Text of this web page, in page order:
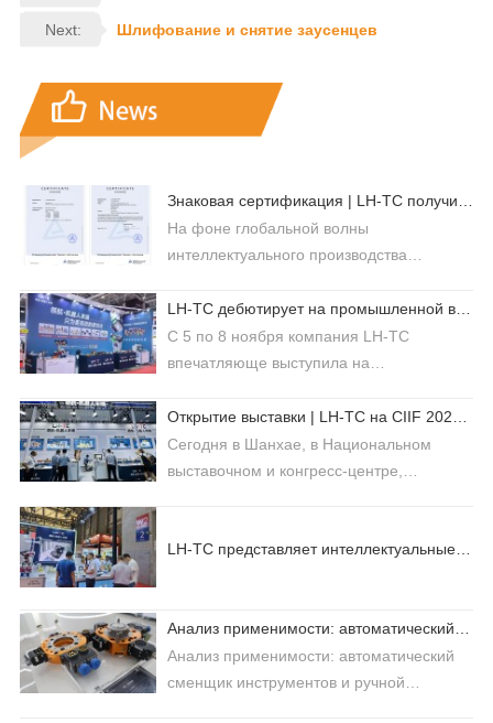
Next: Шлифование и снятие заусенцев
Знаковая сертификация | LH-TC получила сертификат функциональной безопасности TÜV Rheinland (Германия)
На фоне глобальной волны
интеллектуального производства
LH-TC дебютирует на промышленной выставке DMP Большого залива 2025 года
С 5 по 8 ноября компания LH-TC
впечатляюще выступила на
Открытие выставки | LH-TC на CIIF 2025 в Шанхае
Сегодня в Шанхае, в Национальном
выставочном и конгресс-центре,
LH-TC представляет интеллектуальные решения для автоматизации на выставке AMTS Shanghai 2025
Анализ применимости: автоматический
сменщик инструментов и ручной